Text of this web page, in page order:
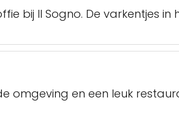
bij Il Sogno. De varkentjes in
omgeving en een leuk